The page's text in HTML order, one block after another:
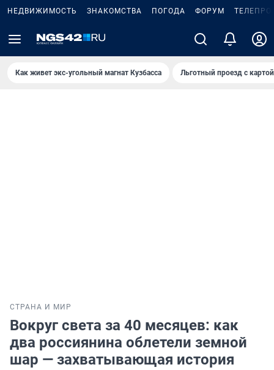
НЕДВИЖИМОСТЬ ЗНАКОМСТВА ПОГОДА ФОРУМ
Как живет экс-угольный магнат Кузбасса Льготный проезд с
СТРАНА И МИР
Вокруг света за 40 месяцев: как
два россиянина облетели земной
шар — захватывающая история